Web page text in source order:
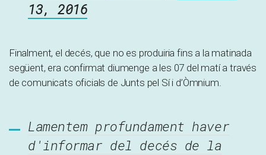
13, 2016
Finalment, el decés, que no es produiria fins a la matinada
següent, era confirmat diumenge a les 07 del matí a través
de comunicats oficials de Junts pel Sí i d’Òmnium.
Lamentem profundament haver
d'informar del decés de la